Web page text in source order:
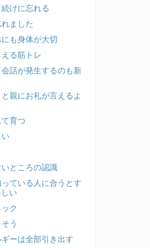
けに忘れる
ました
も身体が大切
る筋トレ
話が発生するのも新
親にお礼が言えるよ
育つ
ところの認識
ている人に合うとす
い
ク
う
ーは全部引き出す